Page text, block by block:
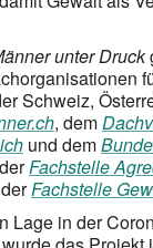
unter Druck
Schweiz,
, dem
und dem
Fachstelle
Fachstelle
Lage in der